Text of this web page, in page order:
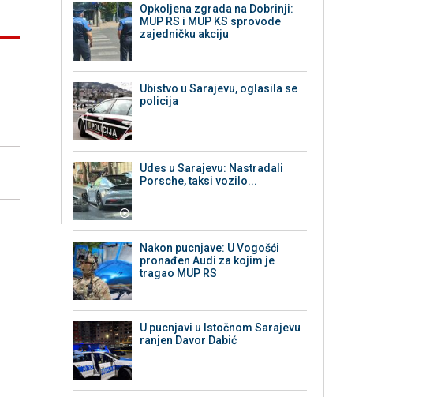
Opkoljena zgrada na Dobrinji:
MUP RS i MUP KS sprovode
zajedničku akciju
Ubistvo u Sarajevu, oglasila se
policija
Udes u Sarajevu: Nastradali
Porsche, taksi vozilo...
Nakon pucnjave: U Vogošći
pronađen Audi za kojim je
tragao MUP RS
U pucnjavi u Istočnom Sarajevu
ranjen Davor Dabić